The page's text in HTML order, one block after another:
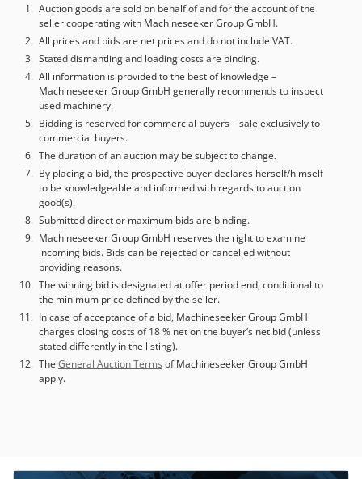
Auction goods are sold on behalf of and for the account of the
seller cooperating with Machineseeker Group GmbH.
All prices and bids are net prices and do not include VAT.
Stated dismantling and loading costs are binding.
All information is provided to the best of knowledge –
Machineseeker Group GmbH generally recommends to inspect
used machinery.
Bidding is reserved for commercial buyers – sale exclusively to
commercial buyers.
The duration of an auction may be subject to change.
By placing a bid, the prospective buyer declares herself/himself
to be knowledgeable and informed with regards to auction
good(s).
Submitted direct or maximum bids are binding.
Machineseeker Group GmbH reserves the right to examine
incoming bids. Bids can be rejected or cancelled without
providing reasons.
The winning bid is designated at offer period end, conditional to
the minimum price defined by the seller.
In case of acceptance of a bid, Machineseeker Group GmbH
charges closing costs of 18 % net on the buyer’s net bid (unless
stated differently in the listing).
The General Auction Terms of Machineseeker Group GmbH
apply.